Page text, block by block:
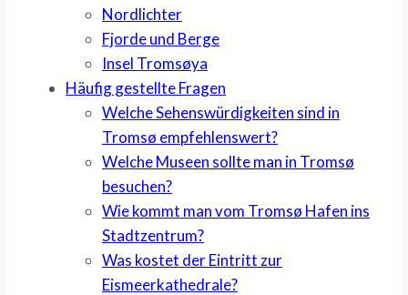
Nordlichter
Fjorde und Berge
Insel Tromsøya
Häufig gestellte Fragen
Welche Sehenswürdigkeiten sind in
Tromsø empfehlenswert?
Welche Museen sollte man in Tromsø
besuchen?
Wie kommt man vom Tromsø Hafen ins
Stadtzentrum?
Was kostet der Eintritt zur
Eismeerkathedrale?